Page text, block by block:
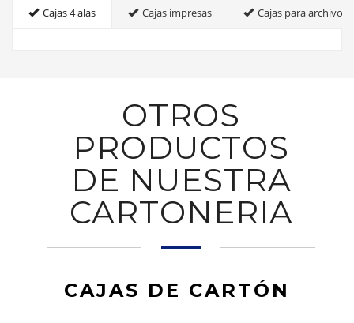
Cajas 4 alas Cajas impresas Cajas para archivo
OTROS
PRODUCTOS
DE NUESTRA
CARTONERIA
CAJAS DE CARTÓN